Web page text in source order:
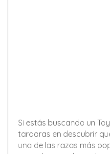
Si estás buscando un
tardaras en descubrir
una de las razas más